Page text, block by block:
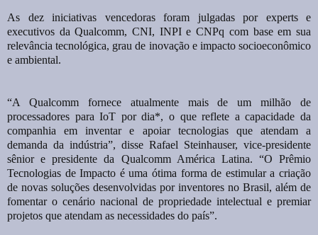
As dez iniciativas vencedoras foram julgadas por experts e
executivos da Qualcomm, CNI, INPI e CNPq com base em sua
relevância tecnológica, grau de inovação e impacto socioeconômico
e ambiental.
“A Qualcomm fornece atualmente mais de um milhão de
processadores para IoT por dia*, o que reflete a capacidade da
companhia em inventar e apoiar tecnologias que atendam a
demanda da indústria”, disse Rafael Steinhauser, vice-presidente
sênior e presidente da Qualcomm América Latina. “O Prêmio
Tecnologias de Impacto é uma ótima forma de estimular a criação
de novas soluções desenvolvidas por inventores no Brasil, além de
fomentar o cenário nacional de propriedade intelectual e premiar
projetos que atendam as necessidades do país”.